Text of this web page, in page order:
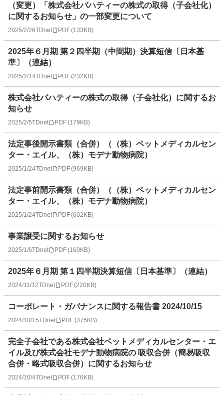
（変更）「株式会社バハティーの株式の取得（子会社化）
に関するお知らせ」の一部変更について
2025/2/26TDnet PDF(133KB)
2025年６月期 第２四半期（中間期）決算短信〔日本基
準〕（連結）
2025/2/14TDnet PDF(232KB)
株式会社バハティーの株式の取得（子会社化）に関するお
知らせ
2025/2/5TDnet PDF(179KB)
法定事後開示書類（合併）（（株）ペットメディカルセン
ター・エイル、（株）モデナ動物病院）
2025/1/24TDnet PDF(969KB)
法定事前開示書類（合併）（（株）ペットメディカルセン
ター・エイル、（株）モデナ動物病院）
2025/1/24TDnet PDF(602KB)
事業譲受に関するお知らせ
2025/1/6TDnet PDF(160KB)
2025年６月期 第１四半期決算短信〔日本基準〕（連結）
2024/11/12TDnet PDF(220KB)
コーポレート・ガバナンスに関する報告書 2024/10/15
2024/10/15TDnet PDF(375KB)
完全子会社である株式会社ペットメディカルセンター・エ
イル及び株式会社モデナ動物病院の 吸収合併（簡易吸収
合併・略式吸収合併）に関するお知らせ
2024/10/4TDnet PDF(176KB)